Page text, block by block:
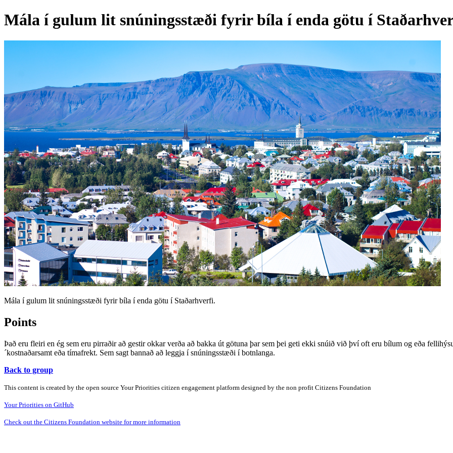
Mála í gulum lit snúningsstæði fyrir bíla í enda götu í
Mála í gulum lit snúningsstæði fyrir bíla í enda götu í Staðarhverfi.
Points
Það eru fleiri en ég sem eru pirraðir að gestir okkar verða að bakka út götuna þar sem þei geti ekki snúið við því oft eru bílum og eða
´kostnaðarsamt eða tímafrekt. Sem sagt bannað að leggja í snúningsstæði í botnlanga.
Back to group
This content is created by the open source Your Priorities citizen engagement platform designed by the non profit Citizens Foundation
Your Priorities on GitHub
Check out the Citizens Foundation website for more information